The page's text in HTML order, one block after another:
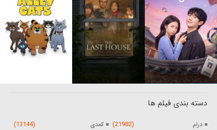
دسته بندی فیلم ها
درام (21982) کمدی (13144)